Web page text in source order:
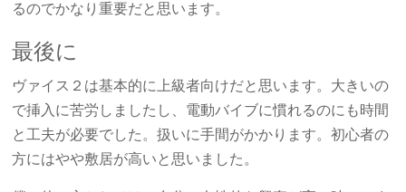
るのでかなり重要だと思います。
最後に
ヴァイス２は基本的に上級者向けだと思います。大きいの
で挿入に苦労しましたし、電動バイブに慣れるのにも時間
と工夫が必要でした。扱いに手間がかかります。初心者の
方にはやや敷居が高いと思いました。